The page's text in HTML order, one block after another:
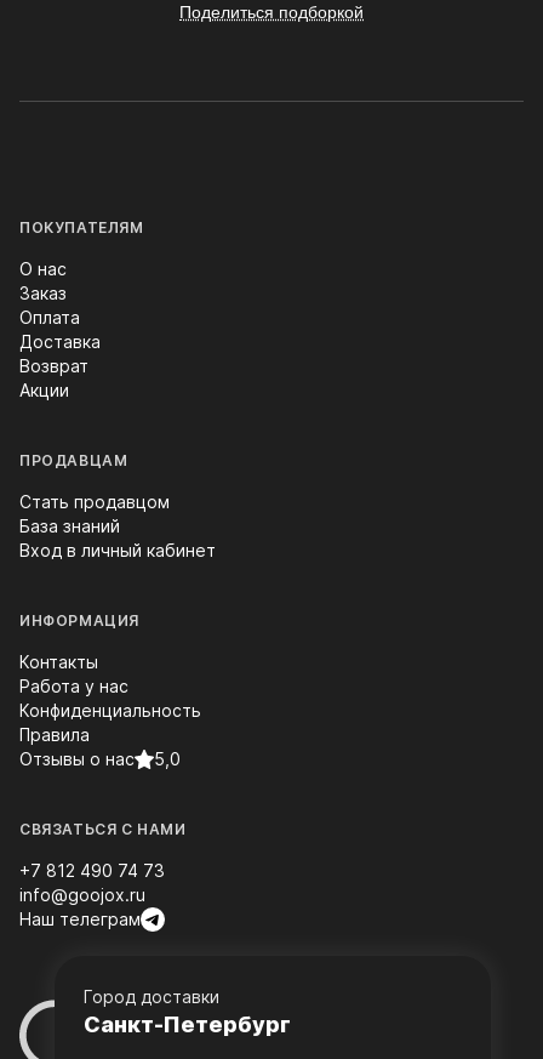
Поделиться подборкой
ПОКУПАТЕЛЯМ
О нас
Заказ
Оплата
Доставка
Возврат
Акции
ПРОДАВЦАМ
Стать продавцом
База знаний
Вход в личный кабинет
ИНФОРМАЦИЯ
Контакты
Работа у нас
Конфиденциальность
Правила
Отзывы о нас
5,0
СВЯЗАТЬСЯ С НАМИ
+7 812 490 74 73
info@goojox.ru
Наш телеграм
Город доставки
Санкт-Петербург